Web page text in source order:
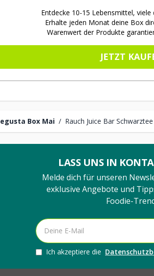
Box Mai / Rauch Juice Bar
Entdecke 10-15 Lebensmittel,
Erhalte jeden Monat deine Box
Warenwert der Produkte
JETZT
LASS UNS IN
Melde dich für unseren
exklusive Angebote und
Foodie-
Ich akzeptiere die